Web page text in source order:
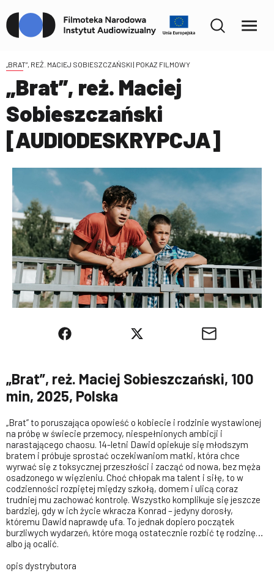
„BRAT”, REŻ. MACIEJ SOBIESZCZAŃSKI | POKAZ FILMOWY
„Brat”, reż. Maciej
Sobieszczański
[AUDIODESKRYPCJA]
„Brat”, reż. Maciej Sobieszczański, 100
min, 2025, Polska
„Brat” to poruszająca opowieść o kobiecie i rodzinie wystawionej
na próbę w świecie przemocy, niespełnionych ambicji i
narastającego chaosu. 14-letni Dawid opiekuje się młodszym
bratem i próbuje sprostać oczekiwaniom matki, która chce
wyrwać się z toksycznej przeszłości i zacząć od nowa, bez męża
osadzonego w więzieniu. Choć chłopak ma talent i siłę, to w
codzienności rozpiętej między szkołą, domem i ulicą coraz
trudniej mu zachować kontrolę. Wszystko komplikuje się jeszcze
bardziej, gdy w ich życie wkracza Konrad – jedyny dorosły,
któremu Dawid naprawdę ufa. To jednak dopiero początek
burzliwych wydarzeń, które mogą ostatecznie rozbić tę rodzinę…
albo ją ocalić.
opis dystrybutora